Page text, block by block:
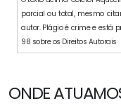
parcial ou total, mesmo
autor. Plágio é crime e está
98 sobre os Direitos Autorais
ONDE